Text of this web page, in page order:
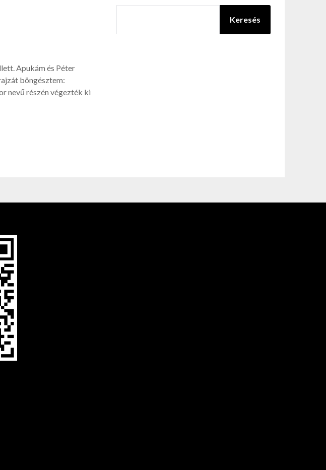
Apukám és Péter
böngésztem:
nevű részén végezték ki
Keresés